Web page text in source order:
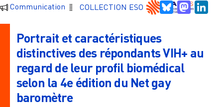
Communication COLLECTION ESO Bluesky
Portrait et caractéristiques
distinctives des répondants VIH+ au
regard de leur profil biomédical
selon la 4e édition du Net gay
baromètre